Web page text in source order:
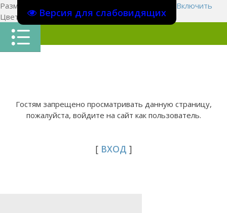
Версия для слабовидящих
Размер шрифта:
Включить
Цвет сайтаЦ Ц Ц Х
Гостям запрещено просматривать данную страницу,
пожалуйста, войдите на сайт как пользователь.
[ ВХОД ]